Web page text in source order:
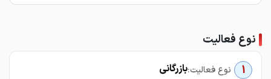
نوع فعالیت
1
نوع فعالیت:بازرگانی